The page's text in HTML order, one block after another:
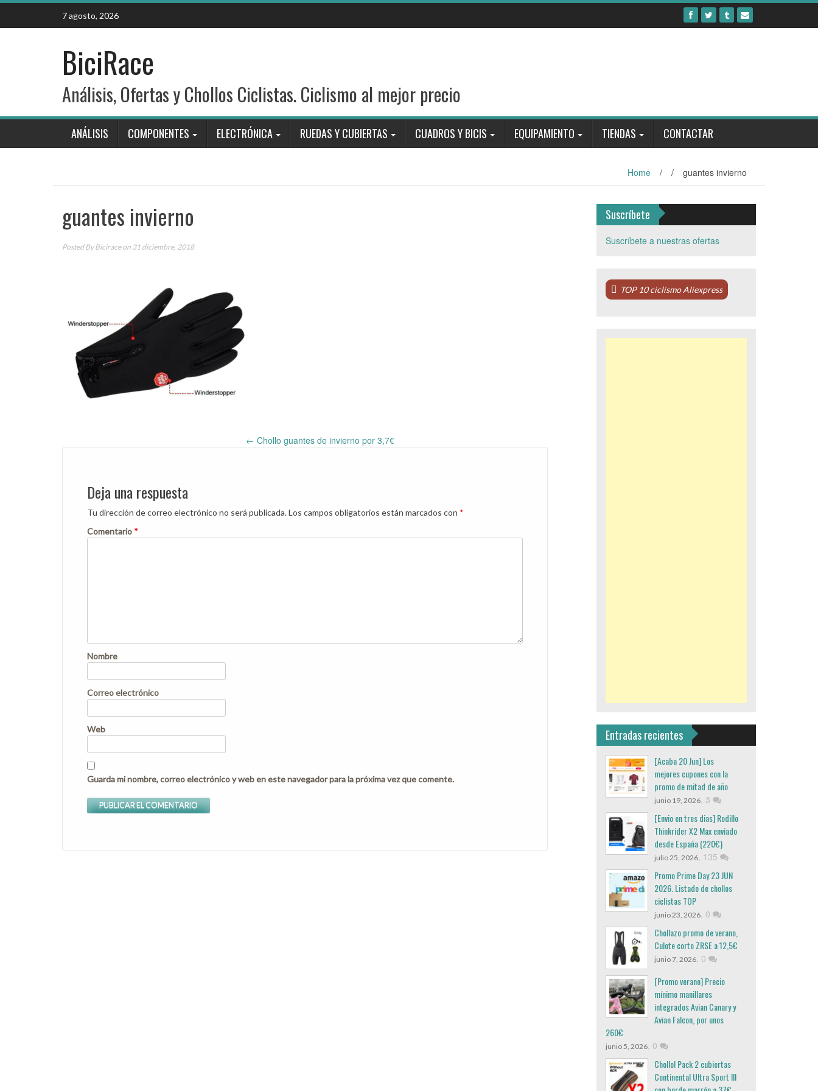
Skip
content
7 agosto, 2026
BiciRace
Análisis, Ofertas y Chollos Ciclistas. Ciclismo al mejor precio
ANÁLISIS COMPONENTES ELECTRÓNICA RUEDAS Y CUBIERTAS CUADROS Y BICIS EQUIPAMIENTO TIENDAS CONTACTAR
Home / / guantes invierno
guantes invierno
Posted ByBiciraceon 31 diciembre, 2018
Post
navigation
← Chollo guantes de invierno por 3,7€
Deja una respuesta
Tu dirección de correo electrónico no será publicada.Los campos obligatorios están marcados con *
Comentario *
Nombre
Correo electrónico
Web
Guarda mi nombre, correo electrónico y web en este navegador para la próxima vez que comente.
Suscríbete
Suscríbete a nuestras ofertas
TOP 10 ciclismo Aliexpress
Entradas recientes
[Acaba 20 Jun] Los
mejores cupones con la
promo de mitad de año
junio 19, 2026, 3
[Envio en tres dias] Rodillo
Thinkrider X2 Max enviado
desde España (220€)
julio 25, 2026, 135
Promo Prime Day 23 JUN
2026. Listado de chollos
ciclistas TOP
junio 23, 2026, 0
Chollazo promo de verano,
Culote corto ZRSE a 12,5€
junio 7, 2026, 0
[Promo verano] Precio
mínimo manillares
integrados Avian Canary y
Avian Falcon, por unos
260€
junio 5, 2026, 0
Chollo! Pack 2 cubiertas
Continental Ultra Sport III